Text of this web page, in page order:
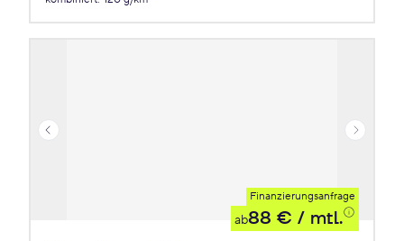
Finanzierungsanfrage
ab88 € / mtl.